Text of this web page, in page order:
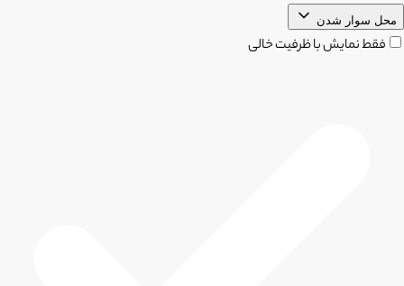
محل سوار شدن
فقط نمایش با ظرفیت خالی